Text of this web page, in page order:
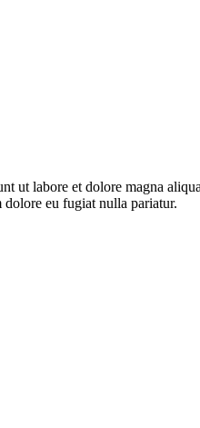
ut labore et dolore magna
eu fugiat nulla pariatur.